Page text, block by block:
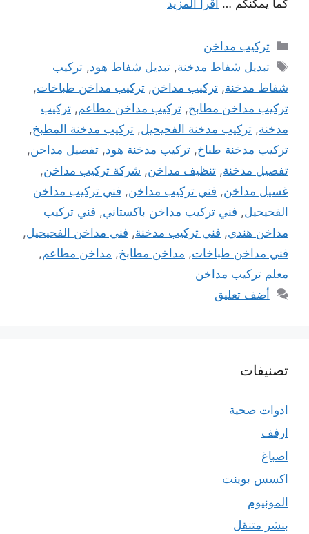
كما يمكنكم … اقرأ المزيد
التصنيفات
تركيب مداخن
الوسوم
تبديل شفاط مدخنة,تبديل شفاط هود,تركيب
شفاط مدخنة, تركيب مداخن, تركيب مداخن طباخات,
تركيب مداخن مطابخ, تركيب مداخن مطاعم, تركيب
مدخنة, تركيب مدخنة الفحيحيل, تركيب مدخنة المطبخ,
تركيب مدخنة طباخ, تركيب مدخنة هود, تفصيل مداحن,
تفصيل مدخنة, تنظيف مداخن, شركة تركيب مداخن,
غسيل مداخن, فني تركيب مداخن, فني تركيب مداخن
الفحيحيل, فني تركيب مداخن باكستاني, فني تركيب
مداخن هندي, فني تركيب مدخنة, فني مداخن الفحيحيل,
فني مداخن طباخات, مداخن مطابخ, مداخن مطاعم,
معلم تركيب مداخن
أضف تعليق
تصنيفات
ادوات صحية
ارفف
اصباغ
اكسس بوينت
المونيوم
بنشر متنقل